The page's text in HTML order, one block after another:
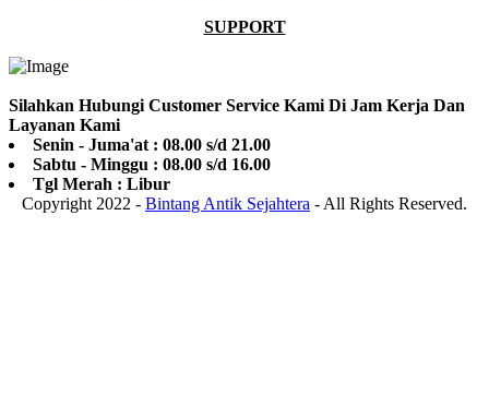
SUPPORT
Silahkan Hubungi Customer Service Kami Di Jam Kerja Dan
Layanan Kami
Senin - Juma'at : 08.00 s/d 21.00
Sabtu - Minggu : 08.00 s/d 16.00
Tgl Merah : Libur
Copyright 2022 - Bintang Antik Sejahtera - All Rights Reserved.